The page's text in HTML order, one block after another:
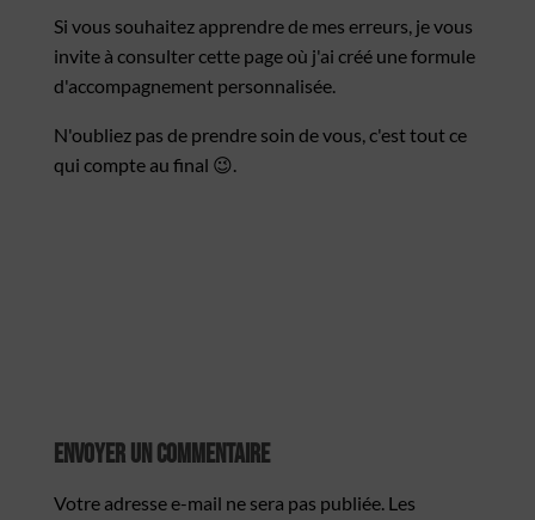
Si vous souhaitez apprendre de mes erreurs, je vous
invite à consulter cette page où j'ai créé une formule
d'accompagnement personnalisée.
N'oubliez pas de prendre soin de vous, c'est tout ce
qui compte au final 😉.
Envoyer Un Commentaire
Votre adresse e-mail ne sera pas publiée. Les